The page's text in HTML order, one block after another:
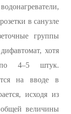
в санузле
группы
хотя
4–5 штук.
на вводе в
исходя из
величины